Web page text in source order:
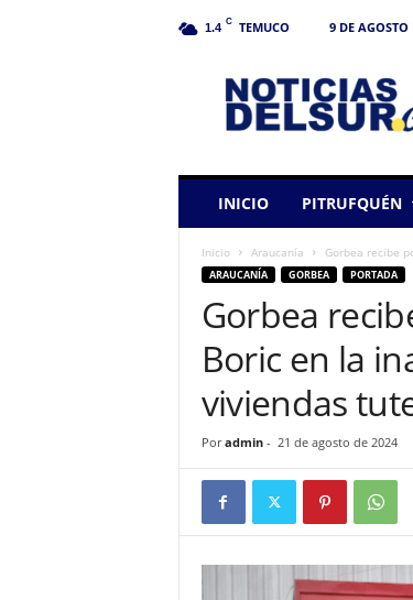
1.4 C TEMUCO 9 DE AGOSTO
INICIO PITRUFQUÉN
Inicio Araucanía Gorbea recibe
ARAUCANÍA GORBEA PORTADA
Gorbea
Boric en la
viviendas
Por admin- 21 de agosto de 2024